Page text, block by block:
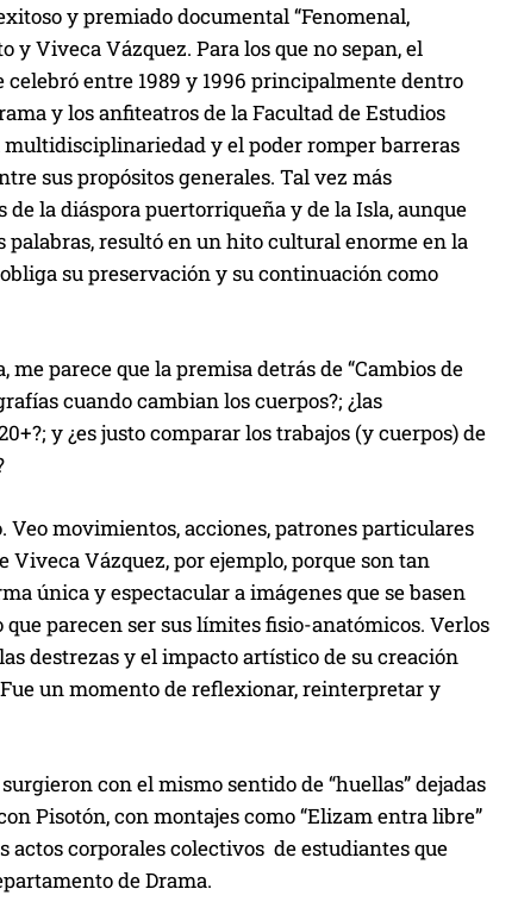
y premiado documental “Fenomenal,
y Viveca Vázquez. Para los que no sepan, el
celebró entre 1989 y 1996 principalmente dentro
y los anfiteatros de la Facultad de Estudios
multidisciplinariedad y el poder romper barreras
sus propósitos generales. Tal vez más
la diáspora puertorriqueña y de la Isla, aunque
resultó en un hito cultural enorme en la
su preservación y su continuación como
parece que la premisa detrás de “Cambios de
cuando cambian los cuerpos?; ¿las
y ¿es justo comparar los trabajos (y cuerpos) de
movimientos, acciones, patrones particulares
Vázquez, por ejemplo, porque son tan
única y espectacular a imágenes que se basen
parecen ser sus límites fisio-anatómicos. Verlos
destrezas y el impacto artístico de su creación
un momento de reflexionar, reinterpretar y
con el mismo sentido de “huellas” dejadas
Pisotón, con montajes como “Elizam entra libre”
actos corporales colectivos de estudiantes que
de Drama.